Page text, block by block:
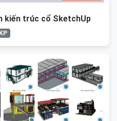
kiến trúc cổ SketchUp